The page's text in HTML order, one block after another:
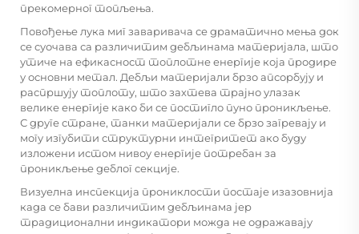
прекомерног топљења.
Повођење лука миг заваривача се драматично мења док
се суочава са различитим дебљинама материјала, што
утиче на ефикасност топлотне енергије која продире
у основни метал. Дебљи материјали брзо апсорбују и
распршују топлоту, што захтева трајно улазак
велике енергије како би се постигло пуно проникљење.
С друге стране, танки материјали се брзо загревају и
могу изгубити структурни интегритет ако буду
изложени истом нивоу енергије потребан за
проникљење деблог секције.
Визуелна инспекција прониклости постаје изазовнија
када се бави различитим дебљинама јер
традиционални индикатори можда не одражавају